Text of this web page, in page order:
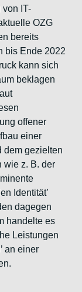
IT-
OZG
bereits
bis Ende 2022
kann sich
beklagen
offener
einer
dem gezielten
wie z. B. der
Identität’
dagegen
handelte es
Leistungen
an einer